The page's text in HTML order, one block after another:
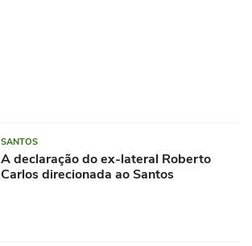
SANTOS
A declaração do ex-lateral Roberto
Carlos direcionada ao Santos